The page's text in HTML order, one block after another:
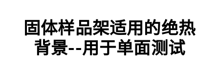
固体样品架适用的绝热
背景--用于单面测试